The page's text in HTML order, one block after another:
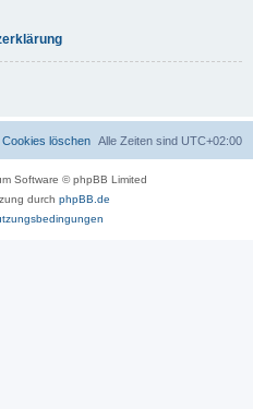
Alle Zeiten sind UTC+02:00
Cookies löschen
Software © phpBB Limited
durch phpBB.de